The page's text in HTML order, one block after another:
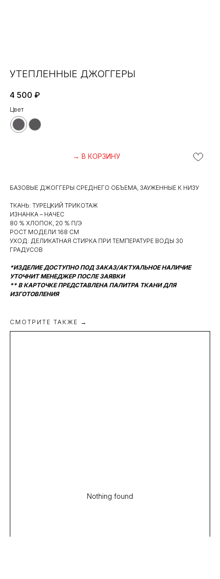
УТЕПЛЕННЫЕ ДЖОГГЕРЫ
4 500 ₽
Цвет
→ В КОРЗИНУ
БАЗОВЫЕ ДЖОГГЕРЫ СРЕДНЕГО ОБЪЕМА, ЗАУЖЕННЫЕ К НИЗУ
ТКАНЬ: ТУРЕЦКИЙ ТРИКОТАЖ
ИЗНАНКА – НАЧЕС
80 % ХЛОПОК, 20 % П/Э
РОСТ МОДЕЛИ:168 СМ
УХОД: ДЕЛИКАТНАЯ СТИРКА ПРИ ТЕМПЕРАТУРЕ ВОДЫ 30
ГРАДУСОВ
*ИЗДЕЛИЕ ДОСТУПНО ПОД ЗАКАЗ/АКТУАЛЬНОЕ НАЛИЧИЕ
УТОЧНИТ МЕНЕДЖЕР ПОСЛЕ ЗАЯВКИ
** В КАРТОЧКЕ ПРЕДСТАВЛЕНА ПАЛИТРА ТКАНИ ДЛЯ
ИЗГОТОВЛЕНИЯ
СМОТРИТЕ ТАКЖЕ →
Nothing found